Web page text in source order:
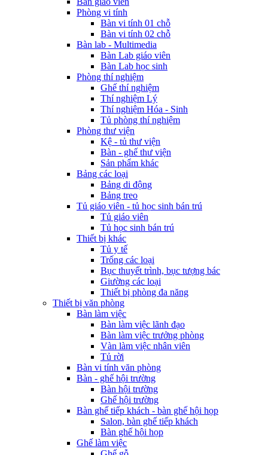
Phòng vi tính
Bàn vi tính 01 chỗ
Bàn vi tính 02 chỗ
Bàn lab - Multimedia
Bàn Lab giáo viên
Bàn Lab học sinh
Phòng thí nghiệm
Ghế thí nghiệm
Thí nghiệm Lý
Thí nghiệm Hóa - Sinh
Tủ phòng thí nghiệm
Phòng thư viện
Kệ - tủ thư viện
Bàn - ghế thư viện
Sản phẩm khác
Bảng các loại
Bảng di động
Bảng treo
Tủ giáo viên - tủ học sinh bán trú
Tủ giáo viên
Tủ học sinh bán trú
Thiết bị khác
Tủ y tế
Trống các loại
Bục thuyết trình, bục tượng bác
Giường các loại
Thiết bị phòng đa năng
Thiết bị văn phòng
Bàn làm việc
Bàn làm việc lãnh đạo
Bàn làm việc trưởng phòng
Vàn làm việc nhân viên
Tủ rời
Bàn vi tính văn phòng
Bàn - ghế hội trường
Bàn hội trường
Ghế hội trường
Bàn ghế tiếp khách - bàn ghế hội họp
Salon, bàn ghế tiếp khách
Bàn ghế hội họp
Ghế làm việc